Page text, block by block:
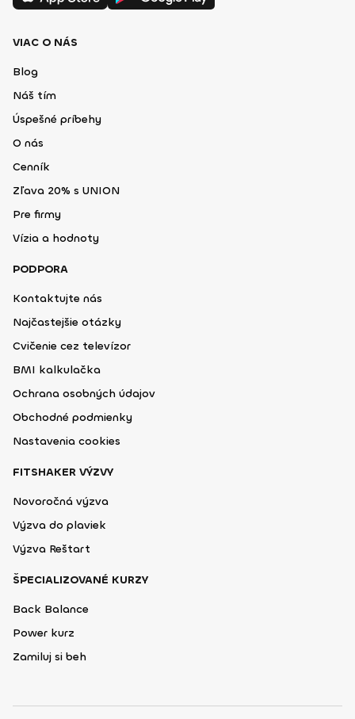
VIAC O NÁS
Blog
Náš tím
Úspešné príbehy
O nás
Cenník
Zľava 20% s UNION
Pre firmy
Vízia a hodnoty
PODPORA
Kontaktujte nás
Najčastejšie otázky
Cvičenie cez televízor
BMI kalkulačka
Ochrana osobných údajov
Obchodné podmienky
Nastavenia cookies
FITSHAKER VÝZVY
Novoročná výzva
Výzva do plaviek
Výzva Reštart
ŠPECIALIZOVANÉ KURZY
Back Balance
Power kurz
Zamiluj si beh